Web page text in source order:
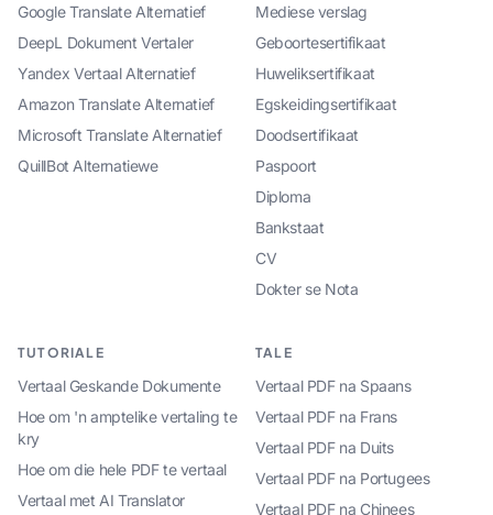
Google Translate Alternatief
DeepL Dokument Vertaler
Yandex Vertaal Alternatief
Amazon Translate Alternatief
Microsoft Translate Alternatief
QuillBot Alternatiewe
Mediese verslag
Geboortesertifikaat
Huweliksertifikaat
Egskeidingsertifikaat
Doodsertifikaat
Paspoort
Diploma
Bankstaat
CV
Dokter se Nota
TUTORIALE
Vertaal Geskande Dokumente
Hoe om 'n amptelike vertaling te
kry
Hoe om die hele PDF te vertaal
Vertaal met AI Translator
TALE
Vertaal PDF na Spaans
Vertaal PDF na Frans
Vertaal PDF na Duits
Vertaal PDF na Portugees
Vertaal PDF na Chinees